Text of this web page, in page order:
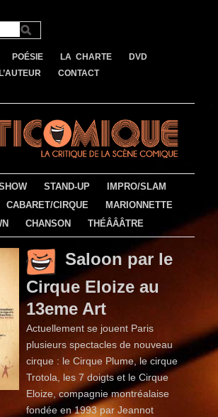
POÉSIE LA CHARTE
DVD
CONTACT
STAND-UP
IMPRO/SLAM
CABARET/CIRQUE
MARIONNETTE
CHANSON THÉÂÂÂTRE
Saloon par le
Cirque Eloize au
13eme Art
Actuellement se jouent Paris
plusieurs spectacles de nouveau
cirque : le Cirque Plume, le cirque
Trotola, les 7 doigts et le Cirque
Eloize, compagnie montréalaise
fondée en 1993 par Jeannot